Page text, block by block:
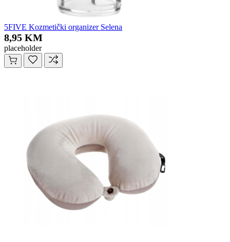
5FIVE Kozmetički organizer Selena
8,95 KM
placeholder